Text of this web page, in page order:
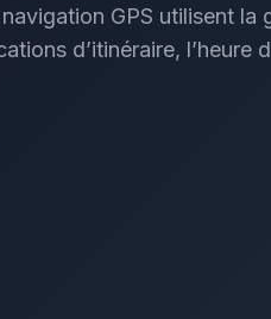
GPS utilisent la
d’itinéraire, l’heure